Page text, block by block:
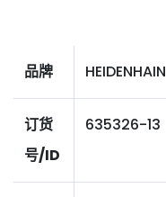
品牌 HEIDENHAIN
订货
号/ID
635326-13